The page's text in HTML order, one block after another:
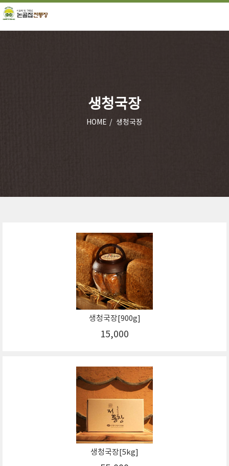
생청국장
HOME 생청국장
생청국장[900g]
15,000
생청국장[5kg]